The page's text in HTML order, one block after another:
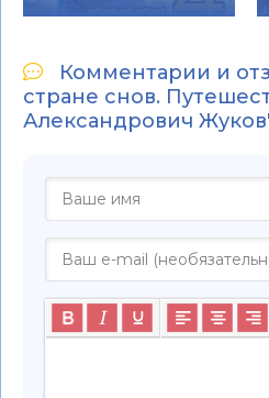
Комментарии и
стране снов.
Александрович